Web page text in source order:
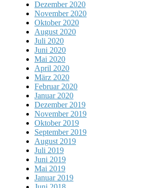
Dezember 2020
November 2020
Oktober 2020
August 2020
Juli 2020
Juni 2020
Mai 2020
April 2020
März 2020
Februar 2020
Januar 2020
Dezember 2019
November 2019
Oktober 2019
September 2019
August 2019
Juli 2019
Juni 2019
Mai 2019
Januar 2019